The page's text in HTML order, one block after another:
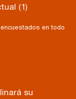
(1)
en todo
su